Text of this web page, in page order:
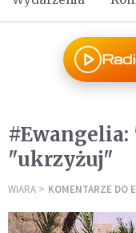
"ukrzyżuj"
WIARA KOMENTARZE DO